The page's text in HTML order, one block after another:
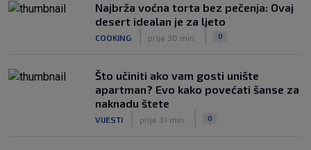
Najbrža voćna torta bez pečenja: Ovaj
desert idealan je za ljeto
COOKING prije 30 min. 0
Što učiniti ako vam gosti unište
apartman? Evo kako povećati šanse za
naknadu štete
VIJESTI prije 31 min. 0